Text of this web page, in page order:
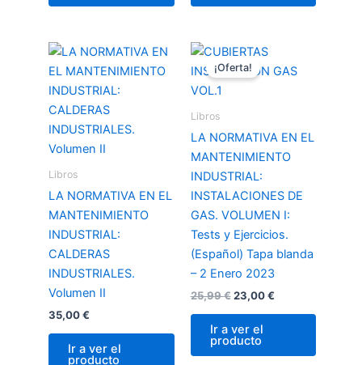
Libros
LA NORMATIVA EN EL
MANTENIMIENTO
INDUSTRIAL:
CALDERAS
INDUSTRIALES.
Volumen II
35,00€
Ir a ver el
producto
¡Oferta!
Libros
LA NORMATIVA EN EL
MANTENIMIENTO
INDUSTRIAL:
INSTALACIONES DE
GAS. VOLUMEN I:
Tests y Ejercicios.
(Español) Tapa blanda
– 2 Enero 2023
25,99€
El
precio
original
23,00€
actual
Ir a ver el
producto